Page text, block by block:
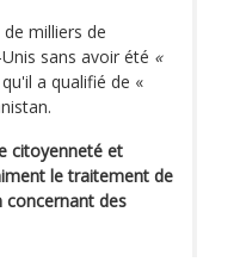
milliers de
sans avoir été «
a qualifié de «
citoyenneté et
le traitement de
des